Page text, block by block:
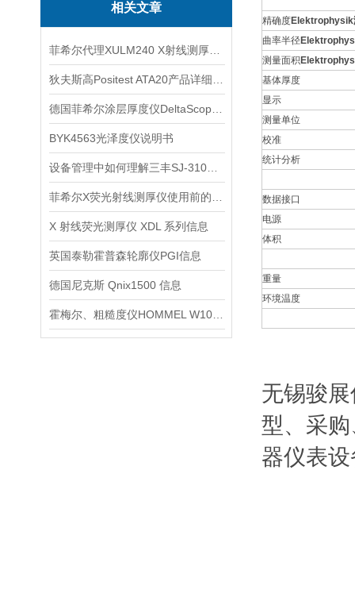
相关文章
BYK4563光泽度仪说明书
X 射线荧光测厚仪 XDL 系列信息
英国泰勒霍普森轮廓仪PGI信息
德国尼克斯 Qnix1500 信息
精确度Elektrophysik
曲率半径
测量面积
基体厚度
显示
测量单位
校准
统计分析
数据接口
电源
体积
重量
环境温度
无锡骏
型、采
器仪表